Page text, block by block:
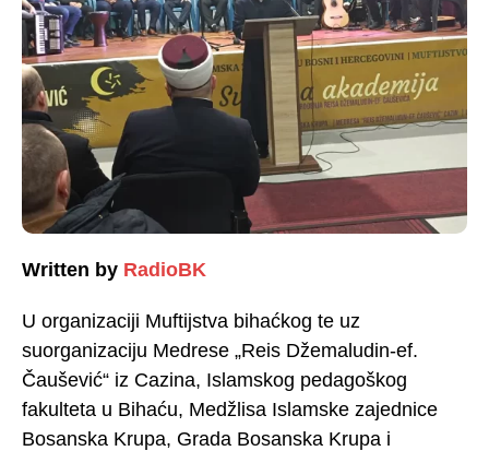
Written by RadioBK
U organizaciji Muftijstva bihaćkog te uz
suorganizaciju Medrese „Reis Džemaludin-ef.
Čaušević“ iz Cazina, Islamskog pedagoškog
fakulteta u Bihaću, Medžlisa Islamske zajednice
Bosanska Krupa, Grada Bosanska Krupa i